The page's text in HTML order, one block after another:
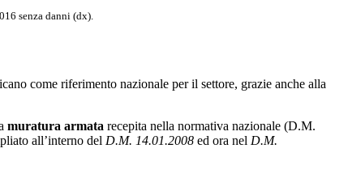
senza danni (dx).
come riferimento nazionale per il settore, grazie anche alla
muratura armata recepita nella normativa nazionale (D.M.
all’interno del D.M. 14.01.2008 ed ora nel D.M.